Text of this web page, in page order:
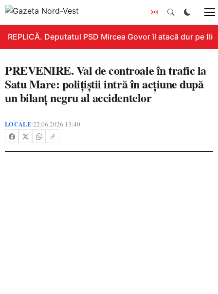
REPLICĂ. Deputatul PSD Mircea Govor îl atacă dur pe
PREVENIRE. Val de controale în trafic la
Satu Mare: polițiștii intră în acțiune după
un bilanț negru al accidentelor
LOCALE•22.06.2026 13:40